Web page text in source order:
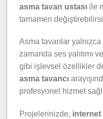
asma tavan ustası ile
tamamen
Asma tavanlar
zamanda ses yalıtımı
gibi işlevsel özellikler
asma tavancı
profesyonel hizmet
Projelerinizde, internet